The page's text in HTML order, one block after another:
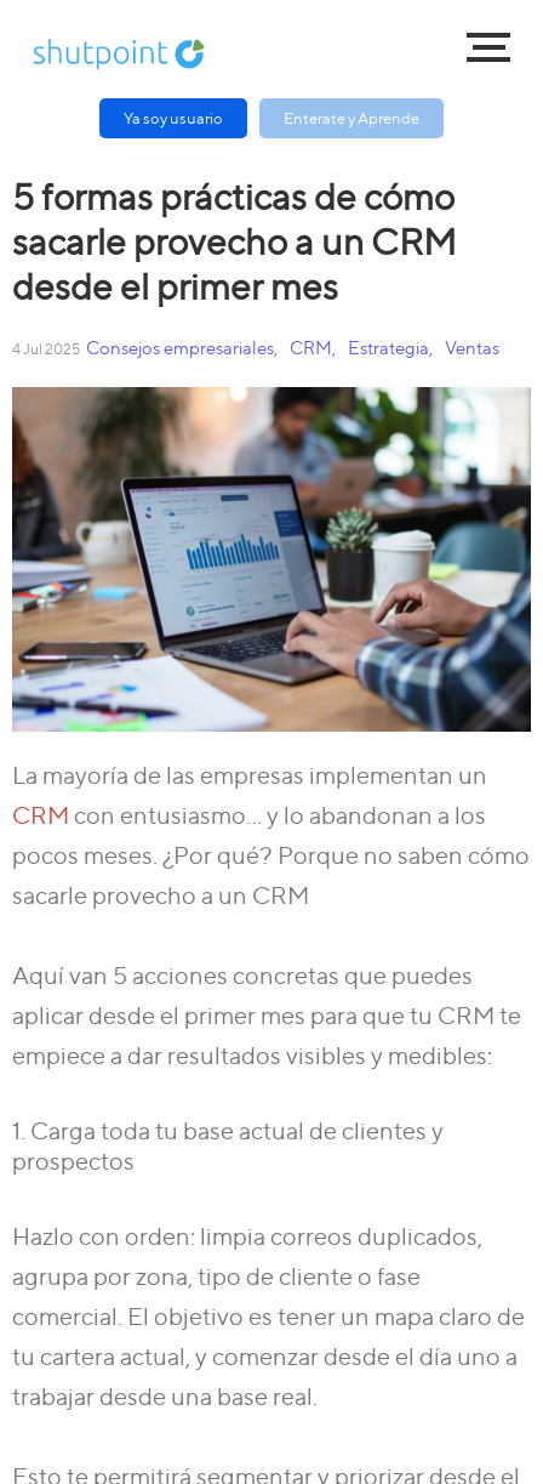
Ya soy usuario Enterate y Aprende
5 formas prácticas de cómo
sacarle provecho a un CRM
desde el primer mes
4 Jul 2025 Consejos empresariales CRM Estrategia Ventas
La mayoría de las empresas implementan un
CRM con entusiasmo… y lo abandonan a los
pocos meses. ¿Por qué? Porque no saben cómo
sacarle provecho a un CRM
Aquí van 5 acciones concretas que puedes
aplicar desde el primer mes para que tu CRM te
empiece a dar resultados visibles y medibles:
1. Carga toda tu base actual de clientes y
prospectos
Hazlo con orden: limpia correos duplicados,
agrupa por zona, tipo de cliente o fase
comercial. El objetivo es tener un mapa claro de
tu cartera actual, y comenzar desde el día uno a
trabajar desde una base real.
Esto te permitirá segmentar y priorizar desde el